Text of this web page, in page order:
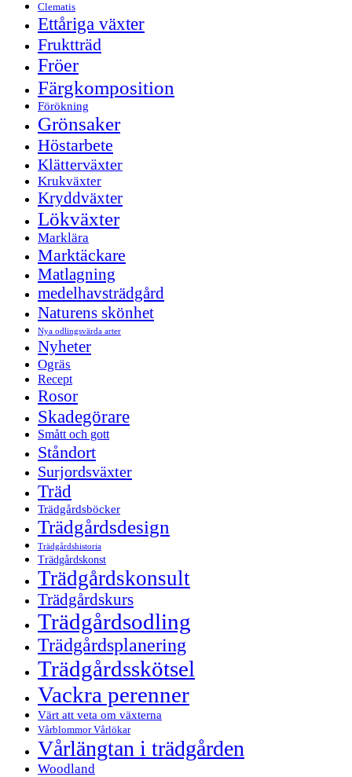
Clematis
Ettåriga växter
Fruktträd
Fröer
Färgkomposition
Förökning
Grönsaker
Höstarbete
Klätterväxter
Krukväxter
Kryddväxter
Lökväxter
Marklära
Marktäckare
Matlagning
medelhavsträdgård
Naturens skönhet
Nya odlingsvärda arter
Nyheter
Ogräs
Recept
Rosor
Skadegörare
Smått och gott
Ståndort
Surjordsväxter
Träd
Trädgårdsböcker
Trädgårdsdesign
Trädgårdshistoria
Trädgårdskonst
Trädgårdskonsult
Trädgårdskurs
Trädgårdsodling
Trädgårdsplanering
Trädgårdsskötsel
Vackra perenner
Värt att veta om växterna
Vårblommor Vårlökar
Vårlängtan i trädgården
Woodland